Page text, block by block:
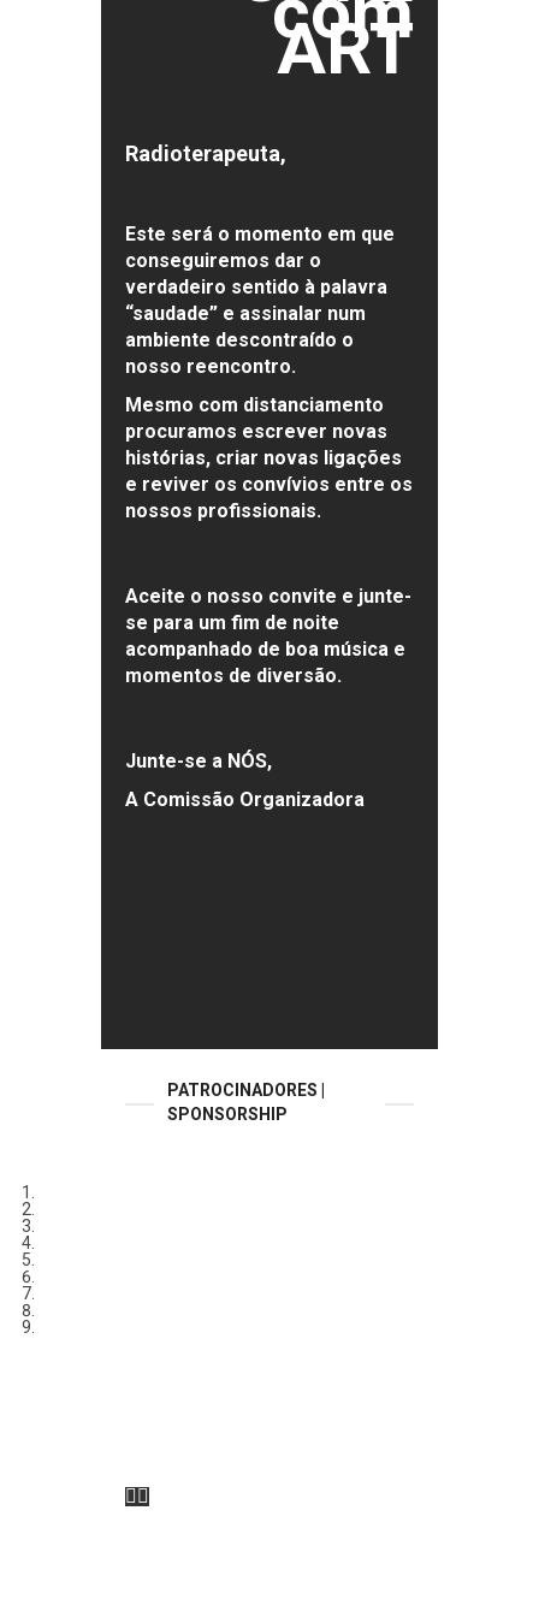
ART
Radioterapeuta,
Este será o momento em que
conseguiremos dar o
verdadeiro sentido à palavra
“saudade” e assinalar num
ambiente descontraído o
nosso reencontro.
Mesmo com distanciamento
procuramos escrever novas
histórias, criar novas ligações
e reviver os convívios entre os
nossos profissionais.
Aceite o nosso convite e junte-
se para um fim de noite
acompanhado de boa música e
momentos de diversão.
Junte-se a NÓS,
A Comissão Organizadora
PATROCINADORES |
SPONSORSHIP